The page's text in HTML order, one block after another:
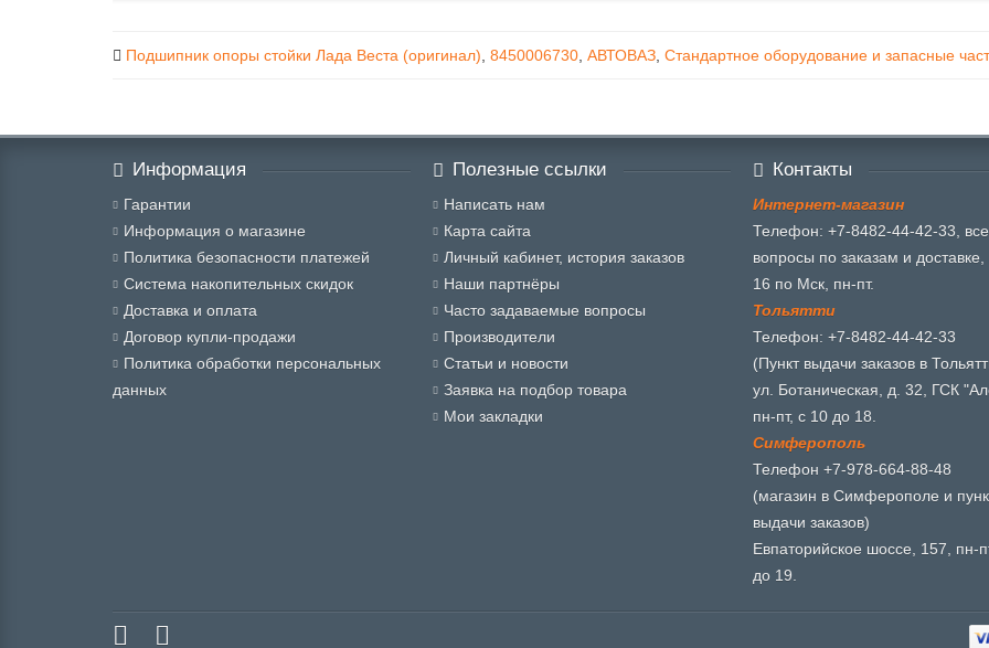
Подшипник опоры стойки Лада Веста (оригинал), 8450006730, АВТОВАЗ, Стандартное оборудование и запасные
Информация
Гарантии
Информация о магазине
Политика безопасности платежей
Система накопительных скидок
Доставка и оплата
Договор купли-продажи
Политика обработки персональных
данных
Полезные ссылки
Написать нам
Карта сайта
Личный кабинет, история заказов
Наши партнёры
Часто задаваемые вопросы
Производители
Статьи и новости
Заявка на подбор товара
Мои закладки
Контакты
Интернет-магазин
Телефон: +7-8482-44-42-33, все
вопросы по заказам и
16 по Мск, пн-пт.
Тольятти
Телефон: +7-8482-44-42-33
(Пункт выдачи заказов в
ул. Ботаническая, д. 32, ГСК
пн-пт, с 10 до 18.
Симферополь
Телефон +7-978-664-88-48
(магазин в Симферополе и
выдачи заказов)
Евпаторийское шоссе, 157, пн-
до 19.